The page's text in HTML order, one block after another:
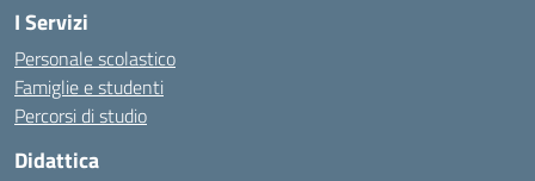
I Servizi
Personale scolastico
Famiglie e studenti
Percorsi di studio
Didattica